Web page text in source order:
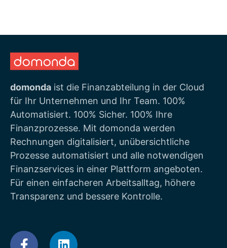
domonda ist die Finanzabteilung in der Cloud
für Ihr Unternehmen und Ihr Team. 100%
Automatisiert. 100% Sicher. 100% Ihre
Finanzprozesse. Mit domonda werden
Rechnungen digitalisiert, unübersichtliche
Prozesse automatisiert und alle notwendigen
Finanzservices in einer Plattform angeboten.
Für einen einfacheren Arbeitsalltag, höhere
Transparenz und bessere Kontrolle.